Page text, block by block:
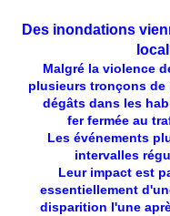
Des inondations
Malgré la violence
plusieurs tronçons de
dégâts dans les
fer fermée au
Les événements
intervalles
Leur impact est
essentiellement
disparition l'une